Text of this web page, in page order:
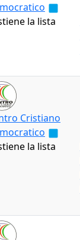
la lista
Cristiano
la lista